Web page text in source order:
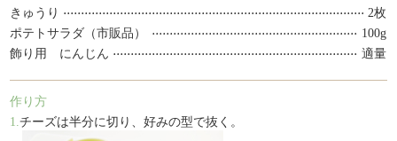
きゅうり
2枚
ポテトサラダ（市販品）
100g
飾り用 にんじん
適量
作り方
1.チーズは半分に切り、好みの型で抜く。